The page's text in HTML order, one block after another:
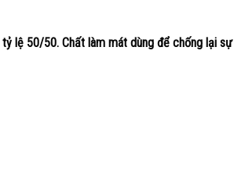
lệ 50/50. Chất làm mát dùng để chống lại